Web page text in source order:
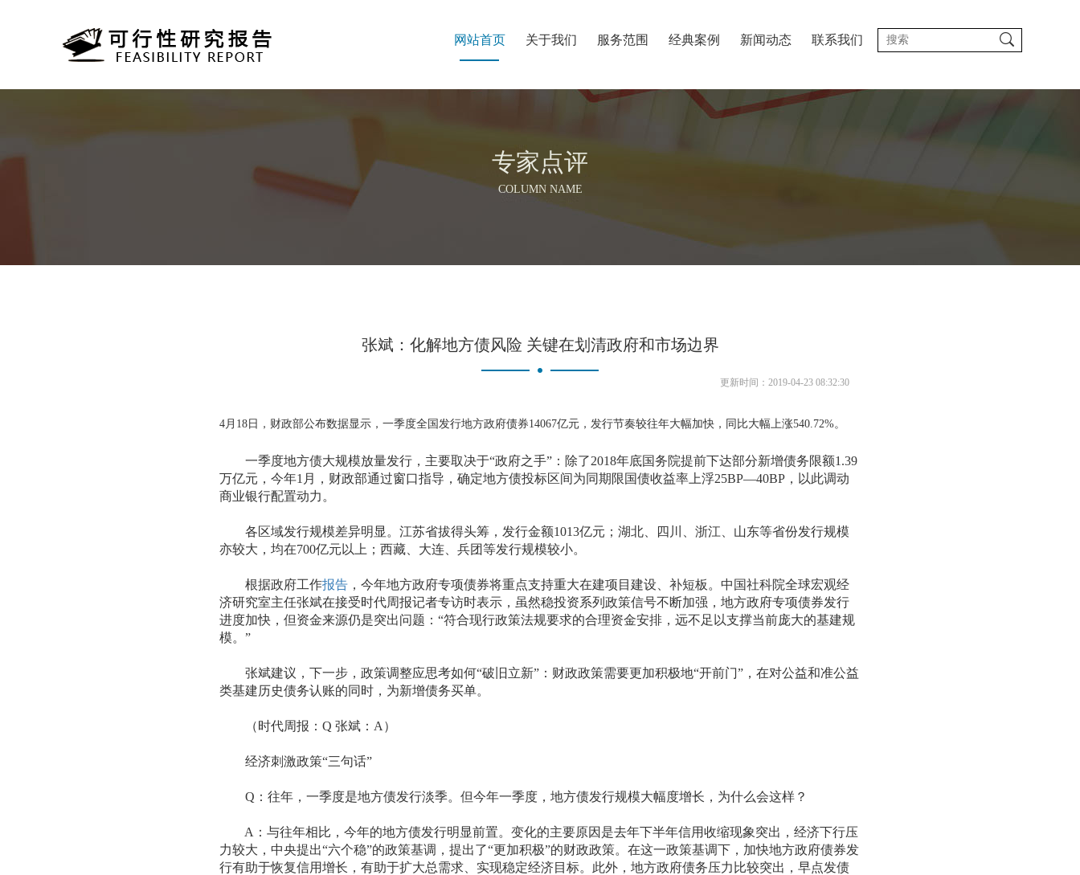
网站首页 关于我们 服务范围 经典案例 新闻动态 联系我们
专家点评
COLUMN NAME
张斌：化解地方债风险 关键在划清政府和市场边界
更新时间：2019-04-23 08:32:30
4月18日，财政部公布数据显示，一季度全国发行地方政府债券14067亿元，发行节奏较往年大幅加快，同比大幅上涨540.72%。
一季度地方债大规模放量发行，主要取决于“政府之手”：除了2018年底国务院提前下达部分新增债务限额1.39
万亿元，今年1月，财政部通过窗口指导，确定地方债投标区间为同期限国债收益率上浮25BP—40BP，以此调动
商业银行配置动力。
各区域发行规模差异明显。江苏省拔得头筹，发行金额1013亿元；湖北、四川、浙江、山东等省份发行规模
亦较大，均在700亿元以上；西藏、大连、兵团等发行规模较小。
根据政府工作报告，今年地方政府专项债券将重点支持重大在建项目建设、补短板。中国社科院全球宏观经
济研究室主任张斌在接受时代周报记者专访时表示，虽然稳投资系列政策信号不断加强，地方政府专项债券发行
进度加快，但资金来源仍是突出问题：“符合现行政策法规要求的合理资金安排，远不足以支撑当前庞大的基建规
模。”
张斌建议，下一步，政策调整应思考如何“破旧立新”：财政政策需要更加积极地“开前门”，在对公益和准公益
类基建历史债务认账的同时，为新增债务买单。
（时代周报：Q 张斌：A）
经济刺激政策“三句话”
Q：往年，一季度是地方债发行淡季。但今年一季度，地方债发行规模大幅度增长，为什么会这样？
A：与往年相比，今年的地方债发行明显前置。变化的主要原因是去年下半年信用收缩现象突出，经济下行压
力较大，中央提出“六个稳”的政策基调，提出了“更加积极”的财政政策。在这一政策基调下，加快地方政府债券发
行有助于恢复信用增长，有助于扩大总需求、实现稳定经济目标。此外，地方政府债务压力比较突出，早点发债